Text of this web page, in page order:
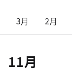
3月 2月
11月